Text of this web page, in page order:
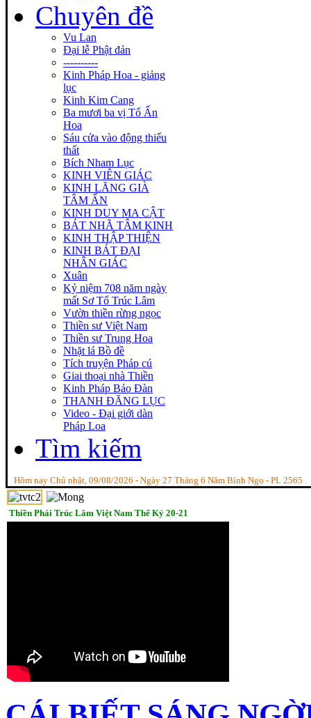
Chuyên đề
Vu Lan
Đại lễ Phật đản
----------
Kinh Pháp Hoa - giảng
lục
Kinh Kim Cang
Ba mươi ba vị Tổ Ấn
Hoa
Sáu cửa vào động thiếu
thất
Bích Nham Lục
KINH VIÊN GIÁC
KINH LĂNG GIÀ
TÂM ẤN
KINH DUY MA CẬT
BÁT NHÃ TÂM KINH
KINH THẬP THIỆN
KINH BÁT ĐẠI
NHÂN GIÁC
Xuân
Kỷ niệm 708 năm ngày
mất Sơ Tổ Trúc Lâm
Vườn thiền rừng ngọc
Thiền sư Việt Nam
Thiền sư Trung Hoa
Nhặt lá Bồ đề
Tích truyện Pháp cú
Giai thoại nhà Thiền
Kinh Pháp Bảo Đàn
THANH ĐĂNG LỤC
Video - Đại giới dàn
Pháp Loa
Tìm kiếm
Hôm nay Chủ nhật, 09/08/2026 - Ngày 27 Tháng 6 Năm Bính Ngọ - PL 2565
Thiền Phái Trúc Lâm Việt Nam Thế Kỷ 20-21